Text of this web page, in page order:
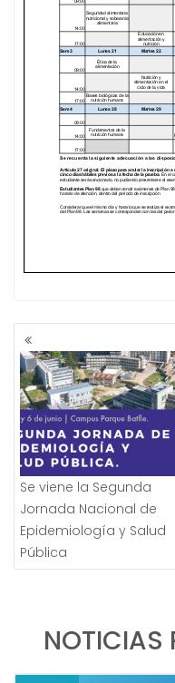
NAVEGACIÓN
DE
ENTRADAS
Se viene la Segunda
Jornada Nacional de
Epidemiología y Salud
Pública
NOTICIAS